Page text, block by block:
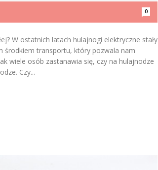
0
W ostatnich latach hulajnogi elektryczne stały
środkiem transportu, który pozwala nam
wiele osób zastanawia się, czy na hulajnodze
Czy...